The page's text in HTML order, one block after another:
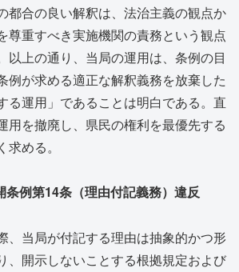
都合の良い解釈は、法治主義の観点か
尊重すべき実施機関の責務という観点
以上の通り、当局の運用は、条例の目
例が求める適正な解釈義務を放棄した
る運用」であることは明白である。直
用を撤廃し、県民の権利を最優先する
める。
条例第14条（理由付記義務）違反
、当局が付記する理由は抽象的かつ形
、開示しないことする根拠規定および